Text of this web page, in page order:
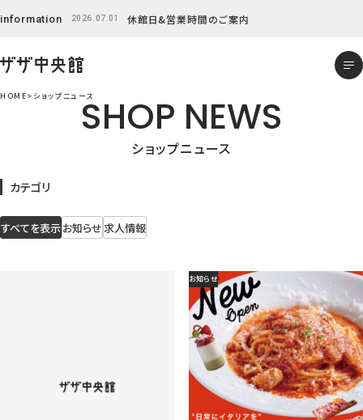
content
information 2026.07.01 休館日&営業時間のご案内
HOME ショップニュースSHOP NEWS
ショップニュース
カテゴリ
すべてを表示お知らせ求人情報
お知らせ